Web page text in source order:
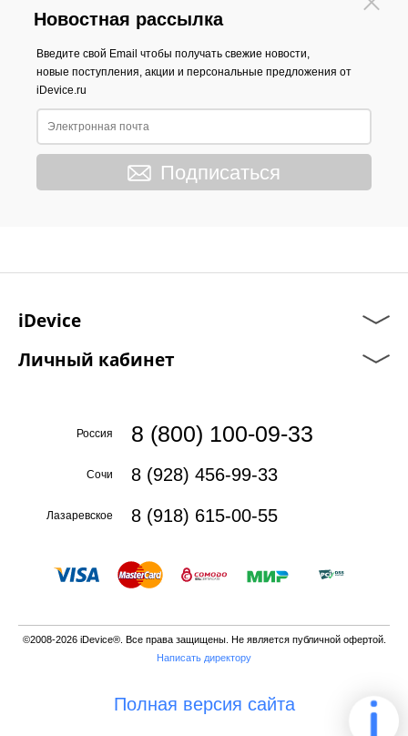
Новостная рассылка
Введите свой Email чтобы получать свежие новости,
новые поступления, акции и персональные предложения от
iDevice.ru
Подписаться
iDevice
Личный кабинет
Россия 8 (800) 100-09-33
Сочи 8 (928) 456-99-33
Лазаревское 8 (918) 615-00-55
©2008-2026 iDevice®. Все права защищены. Не является публичной офертой.
Написать директору
Полная версия сайта